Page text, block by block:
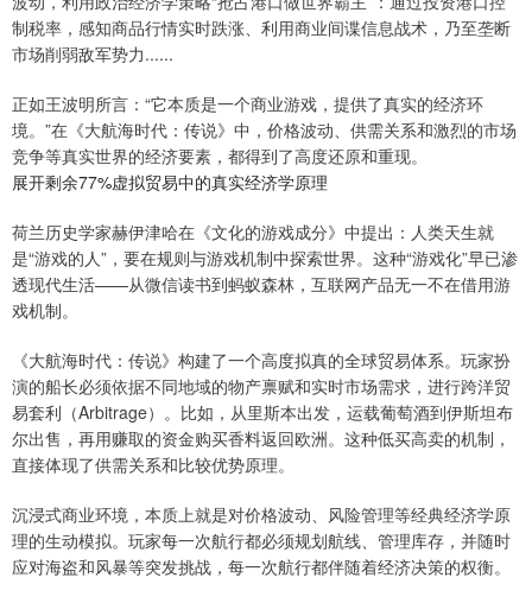
制税率，感知商品行情实时跌涨、利用商业间谍信息战术，乃至垄断
市场削弱敌军势力......
正如王波明所言：“它本质是一个商业游戏，提供了真实的经济环
境。”在《大航海时代：传说》中，价格波动、供需关系和激烈的市场
竞争等真实世界的经济要素，都得到了高度还原和重现。
展开剩余77%虚拟贸易中的真实经济学原理
荷兰历史学家赫伊津哈在《文化的游戏成分》中提出：人类天生就
是“游戏的人”，要在规则与游戏机制中探索世界。这种“游戏化”早已渗
透现代生活——从微信读书到蚂蚁森林，互联网产品无一不在借用游
戏机制。
《大航海时代：传说》构建了一个高度拟真的全球贸易体系。玩家扮
演的船长必须依据不同地域的物产禀赋和实时市场需求，进行跨洋贸
易套利（Arbitrage）。比如，从里斯本出发，运载葡萄酒到伊斯坦布
尔出售，再用赚取的资金购买香料返回欧洲。这种低买高卖的机制，
直接体现了供需关系和比较优势原理。
沉浸式商业环境，本质上就是对价格波动、风险管理等经典经济学原
理的生动模拟。玩家每一次航行都必须规划航线、管理库存，并随时
应对海盗和风暴等突发挑战，每一次航行都伴随着经济决策的权衡。